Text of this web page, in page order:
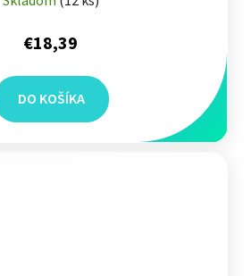
€18,39
DO KOŠÍKA